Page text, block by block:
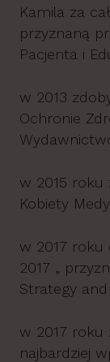
Kamila za
przyznaną
Pacjenta i
w 2013
Ochronie
w 2015 roku
Kobiety
w 2017 roku
2017 „
Strategy
w 2017 roku
najbardziej